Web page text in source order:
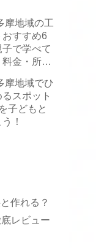
摩地域の工
すすめ6
で学べて
金・所要
摩地域でひ
スポット
子どもと
！
作れる？
レビュー